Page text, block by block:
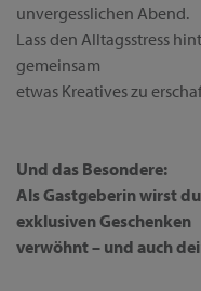
unvergesslichen Abend.
Lass den Alltagsstress
gemeinsam
etwas Kreatives zu
Und das Besondere:
Als Gastgeberin wirst
exklusiven Geschenken
verwöhnt – und auch